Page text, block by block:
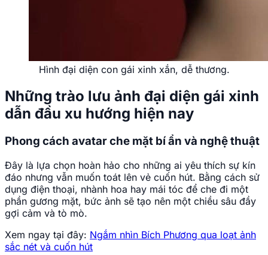
Hình đại diện con gái xinh xắn, dễ thương.
Những trào lưu ảnh đại diện gái xinh
dẫn đầu xu hướng hiện nay
Phong cách avatar che mặt bí ẩn và nghệ thuật
Đây là lựa chọn hoàn hảo cho những ai yêu thích sự kín
đáo nhưng vẫn muốn toát lên vẻ cuốn hút. Bằng cách sử
dụng điện thoại, nhành hoa hay mái tóc để che đi một
phần gương mặt, bức ảnh sẽ tạo nên một chiều sâu đầy
gợi cảm và tò mò.
Xem ngay tại đây: Ngắm nhìn Bích Phương qua loạt ảnh
sắc nét và cuốn hút